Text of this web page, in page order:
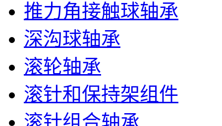
推力角接触球轴承
深沟球轴承
滚轮轴承
滚针和保持架组件